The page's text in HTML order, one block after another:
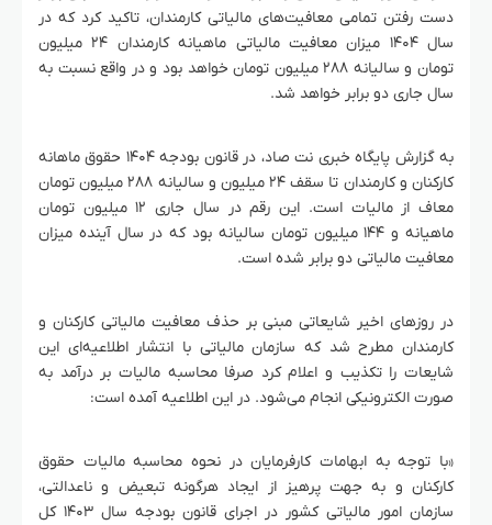
دست رفتن تمامی معافیت‌های مالیاتی کارمندان، تاکید کرد که در
سال ۱۴۰۴ میزان معافیت مالیاتی ماهیانه کارمندان ۲۴ میلیون
تومان و سالیانه ۲۸۸ میلیون تومان خواهد بود و در واقع نسبت به
سال جاری دو برابر خواهد شد.
به گزارش پایگاه خبری نت صاد، در قانون بودجه ۱۴۰۴ حقوق ماهانه
کارکنان و کارمندان تا سقف ۲۴ میلیون و سالیانه ۲۸۸ میلیون تومان
معاف از مالیات است. این رقم در سال جاری ۱۲ میلیون تومان
ماهیانه و ۱۴۴ میلیون تومان سالیانه بود که در سال آینده میزان
معافیت مالیاتی دو برابر شده است.
در روزهای اخیر شایعاتی مبنی بر حذف معافیت مالیاتی کارکنان و
کارمندان مطرح شد که سازمان مالیاتی با انتشار اطلاعیه‌ای این
شایعات را تکذیب و اعلام کرد صرفا محاسبه مالیات بر درآمد به
صورت الکترونیکی انجام می‌شود. در این اطلاعیه آمده است:
«با توجه به ابهامات کارفرمایان در نحوه محاسبه مالیات حقوق
کارکنان و به جهت پرهیز از ایجاد هرگونه تبعیض و ناعدالتی،
سازمان امور مالیاتی کشور در اجرای قانون بودجه سال ۱۴۰۳ کل